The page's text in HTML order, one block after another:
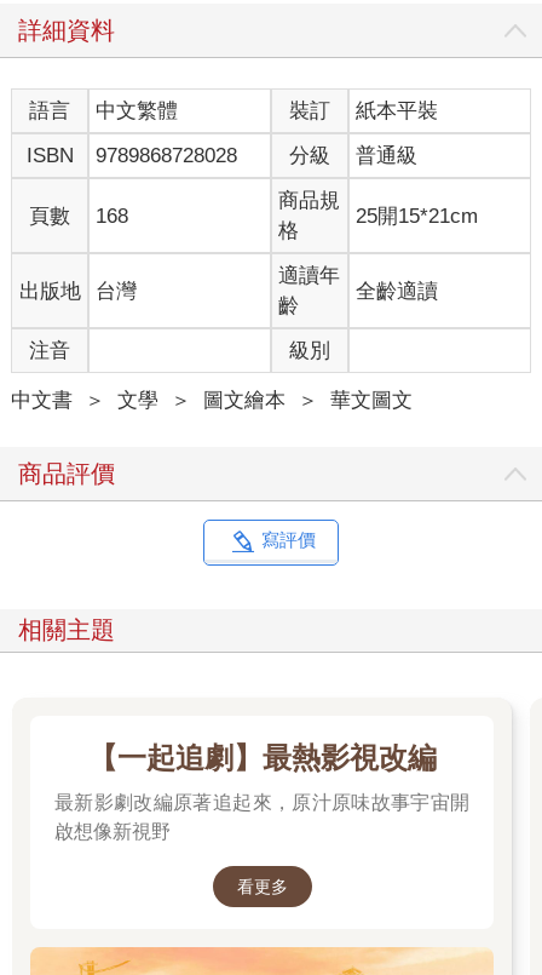
詳細資料
語言 中文繁體 裝訂
紙本平裝
ISBN
9789868728028 分級 普通級
頁數 168
商品規
格
25開15*21cm
出版地 台灣
適讀年
齡
全齡適讀
注音 級別
中文書 ＞ 文學 ＞ 圖文繪本 ＞ 華文圖文
商品評價
寫評價
相關主題
【一起追劇】最熱影視改編
最新影劇改編原著追起來，原汁原味故事宇宙開
啟想像新視野
看更多